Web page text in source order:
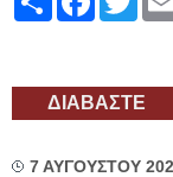
ΔΙΑΒΑΣΤΕ
7 ΑΥΓΟΥΣΤΟΥ